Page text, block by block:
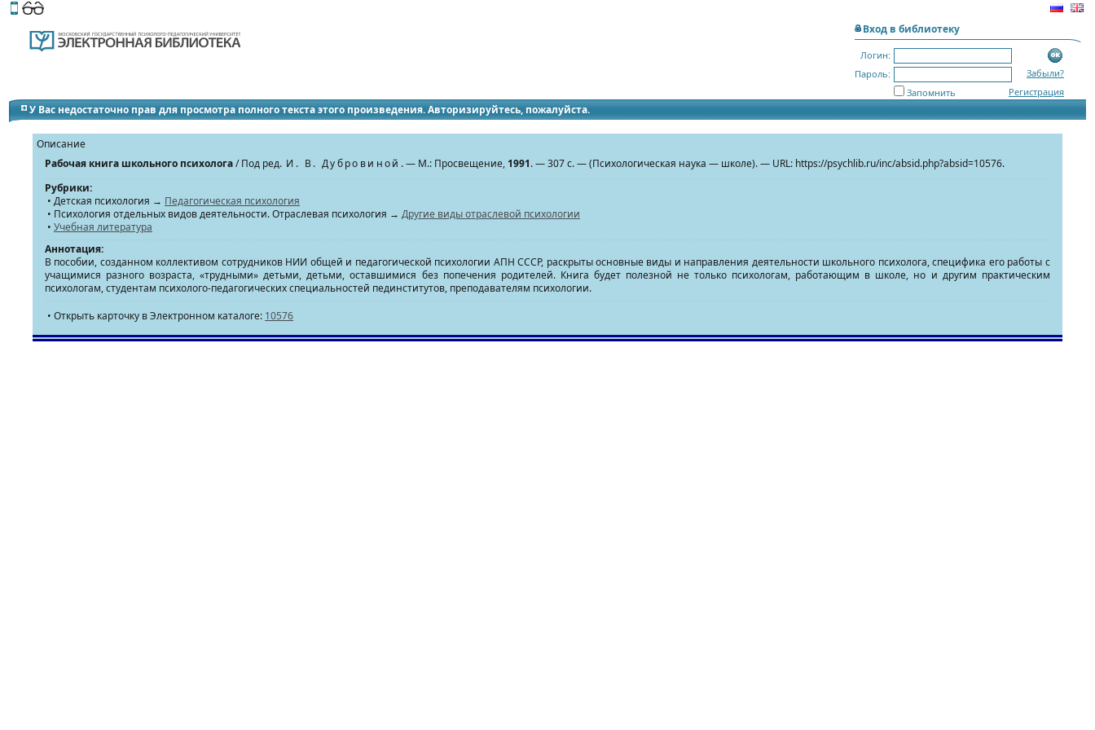
Этот сайт поддерживает
Вход в библиотеку
Логин:
Пароль:
Забыли?
Регистрация
Запомнить
У Вас недостаточно прав для просмотра полного текста этого произведения. Авторизируйтесь, пожалуйста.
Описание
Рабочая книга школьного психолога/ Под ред. И. В. Дубровиной . — М.: Просвещение, 1991. — 307 с. — (Психологическая наука — школе). — URL: https://psychlib.ru/inc/absid.php?absid=10576.
Рубрики:
• Детская психология → Педагогическая психология
• Психология отдельных видов деятельности. Отраслевая психология → Другие виды отраслевой психологии
• Учебная литература
Аннотация:
В пособии, созданном коллективом сотрудников НИИ общей и педагогической психологии АПН СССР, раскрыты основные виды и направления деятельности школьного психолога, специфика его работы с
учащимися разного возраста, «трудными» детьми, детьми, оставшимися без попечения родителей. Книга будет полезной не только психологам, работающим в школе, но и другим практическим
психологам, студентам психолого-педагогических специальностей пединститутов, преподавателям психологии.
• Открыть карточку в Электронном каталоге: 10576